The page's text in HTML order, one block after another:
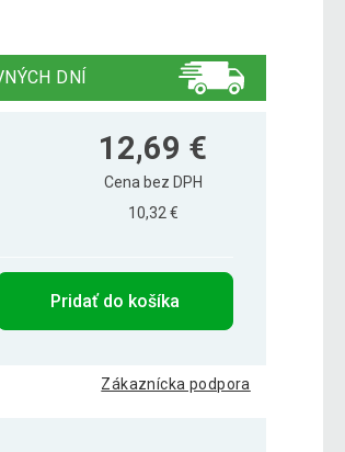
DNÍ
12,69 €
Cena bez DPH
10,32 €
Pridať do košíka
Zákaznícka podpora